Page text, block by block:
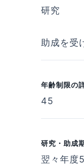
研究
助成を受
年齢制限の
45
研究・助成
翌々年度